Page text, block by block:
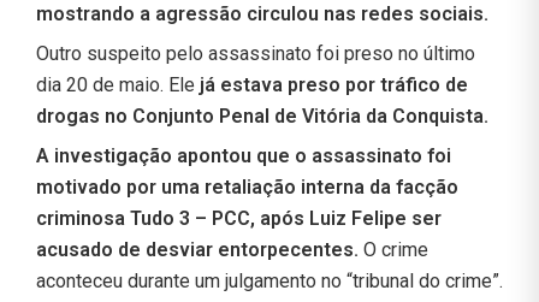
mostrando a agressão circulou nas redes sociais.
Outro suspeito pelo assassinato foi preso no último
dia 20 de maio. Ele já estava preso por tráfico de
drogas no Conjunto Penal de Vitória da Conquista.
A investigação apontou que o assassinato foi
motivado por uma retaliação interna da facção
criminosa Tudo 3 – PCC, após Luiz Felipe ser
acusado de desviar entorpecentes. O crime
aconteceu durante um julgamento no “tribunal do crime”.